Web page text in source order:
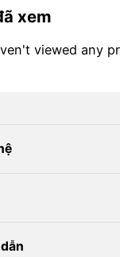
xem
viewed any